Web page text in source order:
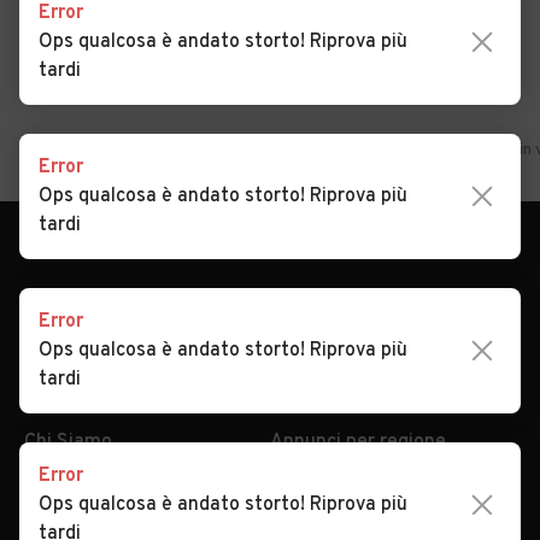
Home Veneto Treviso Castelfranco Veneto Auto usate in
AUTOMOBILE.IT
Serve aiuto?
Dati identificativi
Condizioni generali
ESPLORA
Marche e Modelli
Tipi di veicoli
Error
Ops qualcosa è andato storto! Riprova più
tardi
Error
Ops qualcosa è andato storto! Riprova più
tardi
Error
Ops qualcosa è andato storto! Riprova più
tardi
Error
Ops qualcosa è andato storto! Riprova più
tardi